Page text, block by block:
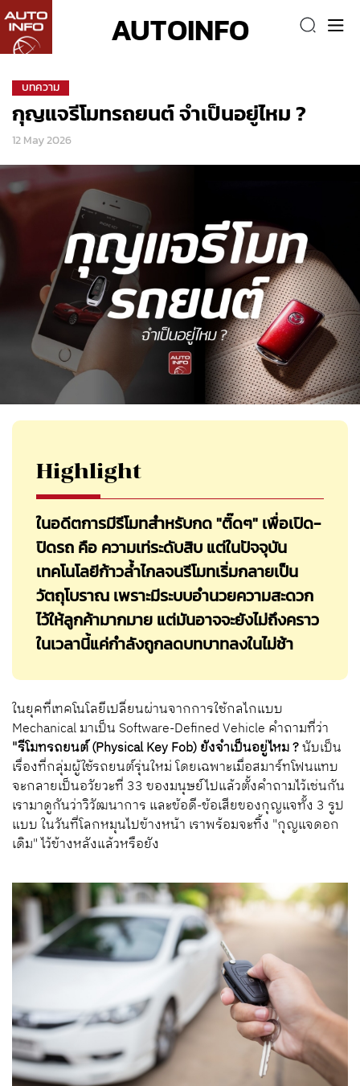
AUTOINFO
บทความ
กุญแจรีโมทรถยนต์ จำเป็นอยู่ไหม ?
12 May 2026
Highlight
ในอดีตการมีรีโมทสำหรับกด "ติ๊ดๆ" เพื่อเปิด-
ปิดรถ คือ ความเท่ระดับสิบ แต่ในปัจจุบัน
เทคโนโลยีก้าวล้ำไกลจนรีโมทเริ่มกลายเป็น
วัตถุโบราณ เพราะมีระบบอำนวยความสะดวก
ไว้ให้ลูกค้ามากมาย แต่มันอาจจะยังไม่ถึงคราว
ในเวลานี้แค่กำลังถูกลดบทบาทลงในไม่ช้า
ในยุคที่เทคโนโลยีเปลี่ยนผ่านจากการใช้กลไกแบบ
Mechanical มาเป็น Software-Defined Vehicle คำถามที่ว่า
"รีโมทรถยนต์ (Physical Key Fob) ยังจำเป็นอยู่ไหม ?นับเป็น
เรื่องที่กลุ่มผู้ใช้รถยนต์รุ่นใหม่ โดยเฉพาะเมื่อสมาร์ทโฟนแทบ
จะกลายเป็นอวัยวะที่ 33 ของมนุษย์ไปแล้วตั้งคำถามไว้เช่นกัน
เรามาดูกันว่าวิวัฒนาการ และข้อดี-ข้อเสียของกุญแจทั้ง 3 รูป
แบบ ในวันที่โลกหมุนไปข้างหน้า เราพร้อมจะทิ้ง "กุญแจดอก
เดิม" ไว้ข้างหลังแล้วหรือยัง